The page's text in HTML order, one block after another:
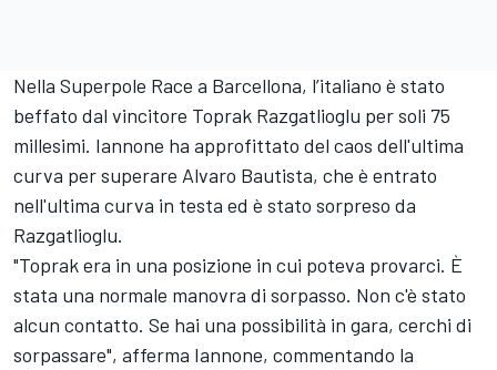
Nella Superpole Race a Barcellona, l’italiano è stato
beffato dal vincitore Toprak Razgatlioglu per soli 75
millesimi. Iannone ha approfittato del caos dell'ultima
curva per superare Alvaro Bautista, che è entrato
nell'ultima curva in testa ed è stato sorpreso da
Razgatlioglu.
"Toprak era in una posizione in cui poteva provarci. È
stata una normale manovra di sorpasso. Non c'è stato
alcun contatto. Se hai una possibilità in gara, cerchi di
sorpassare", afferma Iannone, commentando la